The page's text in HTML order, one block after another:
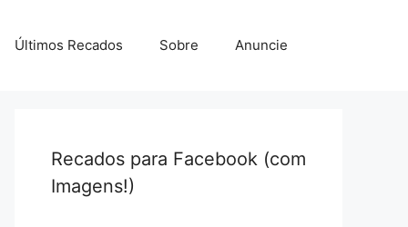
Últimos Recados Sobre Anuncie
Recados para Facebook (com
Imagens!)